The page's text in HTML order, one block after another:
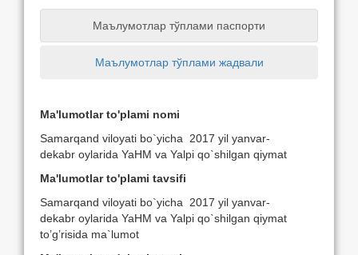
Маълумотлар тўплами паспорти
Маълумотлар тўплами жадвали
Ma'lumotlar to'plami nomi
Samarqand viloyati bo`yicha 2017 yil yanvar-
dekabr oylarida YaHM va Yalpi qo`shilgan qiymat
Ma'lumotlar to'plami tavsifi
Samarqand viloyati bo`yicha 2017 yil yanvar-
dekabr oylarida YaHM va Yalpi qo`shilgan qiymat
to’g’risida ma`lumot